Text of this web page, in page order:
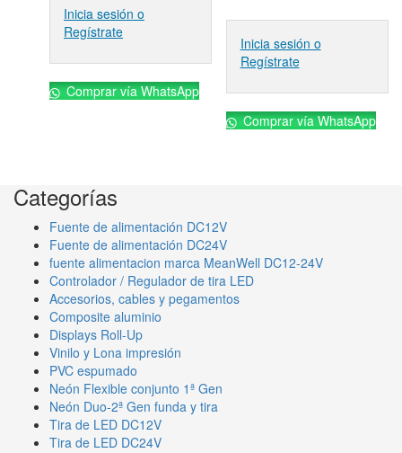
Inicia sesión o
Regístrate
Comprar vía WhatsApp
Inicia sesión o
Regístrate
Comprar vía WhatsApp
Categorías
Fuente de alimentación DC12V
Fuente de alimentación DC24V
fuente alimentacion marca MeanWell DC12-24V
Controlador / Regulador de tira LED
Accesorios, cables y pegamentos
Composite aluminio
Displays Roll-Up
Vinilo y Lona impresión
PVC espumado
Neón Flexible conjunto 1ª Gen
Neón Duo-2ª Gen funda y tira
Tira de LED DC12V
Tira de LED DC24V